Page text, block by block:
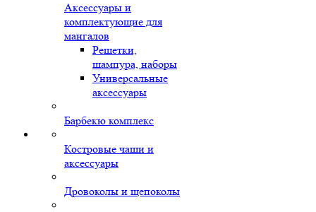
Аксессуары и
комплектующие для
мангалов
Решетки,
шампура, наборы
Универсальные
аксессуары
Барбекю комплекс
Костровые чаши и
аксессуары
Дровоколы и щепоколы